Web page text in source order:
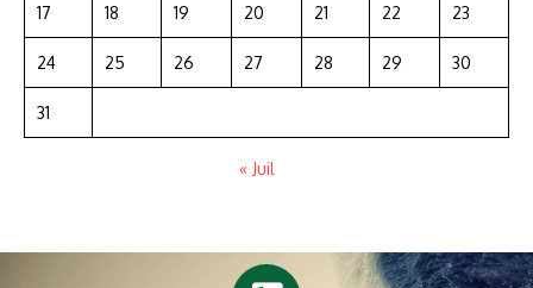
17 18 19 20 21 22 23
24 25 26 27 28 29 30
31
« Juil